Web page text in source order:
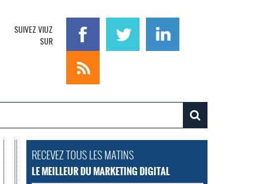
SUIVEZ VIUZ
SUR
RECEVEZ TOUS LES MATINS
LE MEILLEUR DU MARKETING DIGITAL